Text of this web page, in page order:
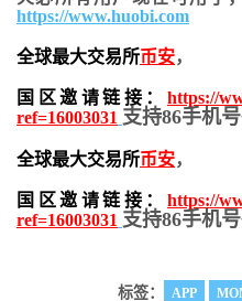
https://www.huobi.com
全球最大交易所币安，
国区邀请链接： https://
ref=16003031 支持86手机
全球最大交易所币安，
国区邀请链接： https://
ref=16003031 支持86手机
标签： APP